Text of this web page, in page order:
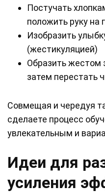
Постучать
положить руку на
Изобразить
(жестикуляцией)
Образить жестом
затем перестать
Совмещая и чередуя
сделаете процесс
увлекательным и
Идеи для
усиления